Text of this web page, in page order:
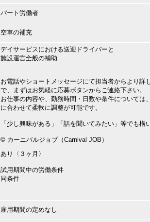
パート労働者
空車の補充
デイサービスにおける送迎ドライバーと
施設運営全般の補助
お電話やショートメッセージにて担当者からより詳
で、まずはお気軽に応募ボタンからご連絡下さい。
お仕事の内容や、勤務時間・日数や条件については
に合わせて柔軟に調整が可能です。
「少し興味がある」「話を聞いてみたい」等でも構
©︎ カーニバルジョブ（Carnival JOB）
あり〈３ヶ月〉
試用期間中の労働条件
同条件
雇用期間の定めなし